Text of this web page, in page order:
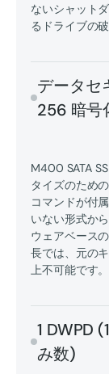
ないシャット
るドライブの
データセ
256 暗号
M400 SATA
タイズのため
コマンドが付
いない形式か
ウェアベース
長では、元の
上不可能です。
1 DWPD
み数)